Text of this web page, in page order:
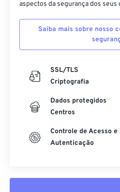
aspectos da segurança dos seus
Saiba mais sobre nosso
SSL/TLS
Criptografia
Dados protegidos
Centros
Controle de Acesso e
Autenticação